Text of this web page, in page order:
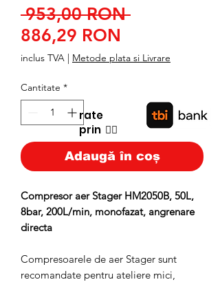
953,00 RON Preț
886,29 RON
redus
inclus TVA | Metode plata si Livrare
Cantitate *
Adaugă în coș
Compresor aer Stager HM2050B, 50L,
8bar, 200L/min, monofazat, angrenare
directa
Compresoarele de aer Stager sunt
recomandate pentru ateliere mici,
rate
prin 👉🏿